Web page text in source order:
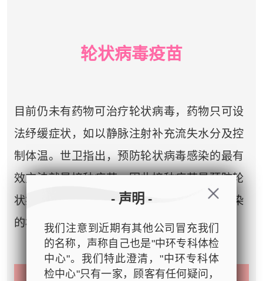
轮状病毒疫苗
目前仍未有药物可治疗轮状病毒，药物只可设
法纾缓症状，如以静脉注射补充流失水分及控
制体温。世卫指出，预防轮状病毒感染的最有
效方法就是接种疫苗。因此接种疫苗是预防轮
状病毒最有效方法。接种疫苗能有效降低感染
的机会，亦减低婴幼儿的入院率。
- 声明 -
我们注意到近期有其他公司冒充我们
的名称，声称自己也是"中环专科体检
中心"。我们特此澄清，"中环专科体
检中心"只有一家，顾客有任何疑问，